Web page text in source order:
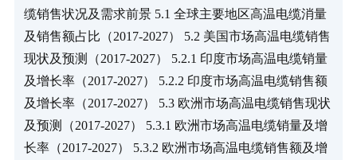
缆销售状况及需求前景 5.1 全球主要地区高温电缆消量
及销售额占比（2017-2027） 5.2 美国市场高温电缆销售
现状及预测（2017-2027） 5.2.1 印度市场高温电缆销量
及增长率（2017-2027） 5.2.2 印度市场高温电缆销售额
及增长率（2017-2027） 5.3 欧洲市场高温电缆销售现状
及预测（2017-2027） 5.3.1 欧洲市场高温电缆销量及增
长率（2017-2027） 5.3.2 欧洲市场高温电缆销售额及增